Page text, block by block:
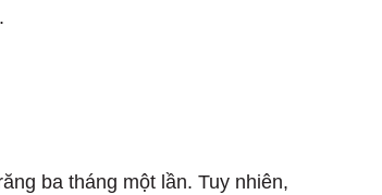
ba tháng một lần. Tuy nhiên,